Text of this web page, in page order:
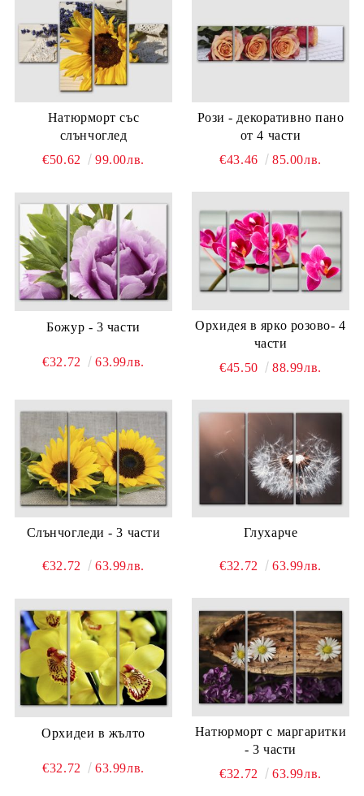
Натюрморт със
слънчоглед
€50.62
99.00лв.
Рози - декоративно пано
от 4 части
€43.46
85.00лв.
Божур - 3 части
€32.72 63.99лв.
Орхидея в ярко розово- 4
части
€45.50
88.99лв.
Слънчогледи - 3 части
€32.72 63.99лв.
Глухарче
€32.72 63.99лв.
Орхидеи в жълто
€32.72 63.99лв.
Натюрморт с маргаритки
- 3 части
€32.72
63.99лв.